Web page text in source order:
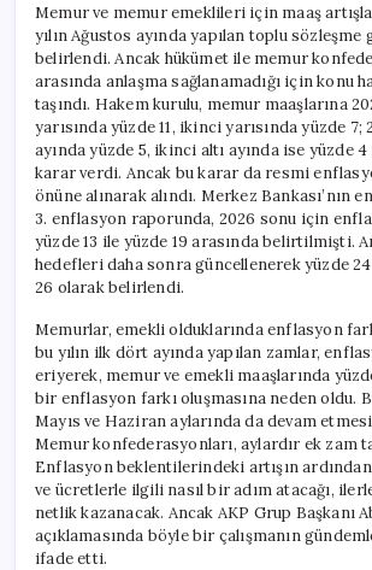
Memur ve memur emeklileri için maaş
yılın Ağustos ayında yapılan toplu
belirlendi. Ancak hükümet ile memur
arasında anlaşma sağlanamadığı için konu
taşındı. Hakem kurulu, memur maaşlarına
yarısında yüzde 11, ikinci yarısında yüzde 7;
ayında yüzde 5, ikinci altı ayında ise yüzde 4
karar verdi. Ancak bu karar da resmi
önüne alınarak alındı. Merkez Bankası’nın
3. enflasyon raporunda, 2026 sonu için
yüzde 13 ile yüzde 19 arasında belirtilmişti.
hedefleri daha sonra güncellenerek yüzde
26 olarak belirlendi.
Memurlar, emekli olduklarında enflasyon
bu yılın ilk dört ayında yapılan zamlar,
eriyerek, memur ve emekli maaşlarında
bir enflasyon farkı oluşmasına neden oldu.
Mayıs ve Haziran aylarında da devam
Memur konfederasyonları, aylardır ek zam
Enflasyon beklentilerindeki artışın
ve ücretlerle ilgili nasıl bir adım atacağı,
netlik kazanacak. Ancak AKP Grup Başkanı
açıklamasında böyle bir çalışmanın
ifade etti.